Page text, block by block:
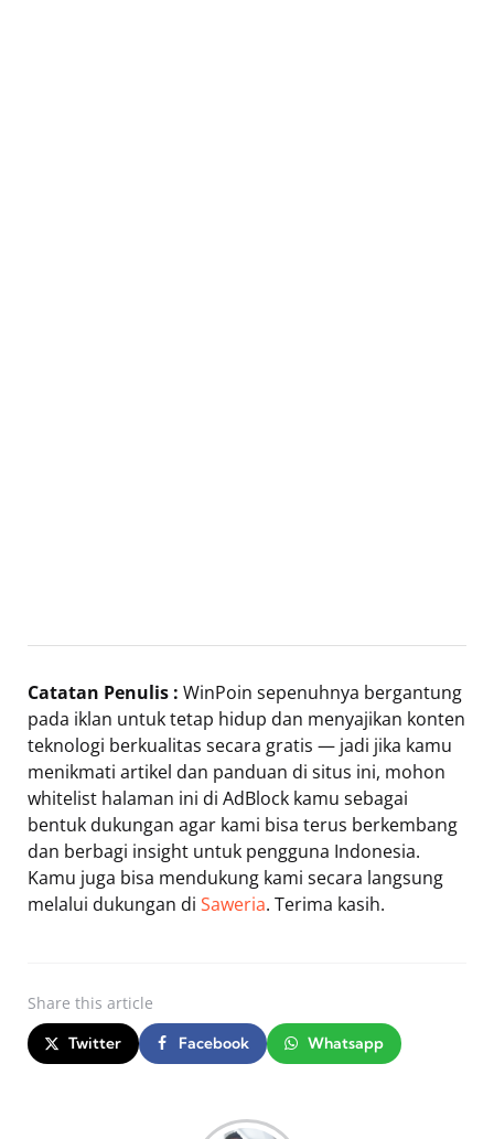
Catatan Penulis : WinPoin sepenuhnya bergantung
pada iklan untuk tetap hidup dan menyajikan konten
teknologi berkualitas secara gratis — jadi jika kamu
menikmati artikel dan panduan di situs ini, mohon
whitelist halaman ini di AdBlock kamu sebagai
bentuk dukungan agar kami bisa terus berkembang
dan berbagi insight untuk pengguna Indonesia.
Kamu juga bisa mendukung kami secara langsung
melalui dukungan di Saweria. Terima kasih.
Share this article
Twitter Facebook Whatsapp